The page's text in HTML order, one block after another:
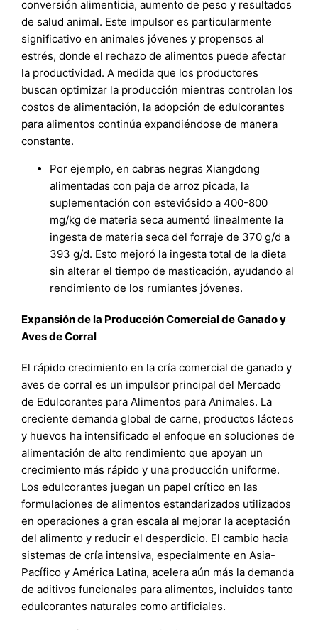
conversión alimenticia, aumento de peso y resultados
de salud animal. Este impulsor es particularmente
significativo en animales jóvenes y propensos al
estrés, donde el rechazo de alimentos puede afectar
la productividad. A medida que los productores
buscan optimizar la producción mientras controlan los
costos de alimentación, la adopción de edulcorantes
para alimentos continúa expandiéndose de manera
constante.
Por ejemplo, en cabras negras Xiangdong
alimentadas con paja de arroz picada, la
suplementación con esteviósido a 400-800
mg/kg de materia seca aumentó linealmente la
ingesta de materia seca del forraje de 370 g/d a
393 g/d. Esto mejoró la ingesta total de la dieta
sin alterar el tiempo de masticación, ayudando al
rendimiento de los rumiantes jóvenes.​
Expansión de la Producción Comercial de Ganado y
Aves de Corral
El rápido crecimiento en la cría comercial de ganado y
aves de corral es un impulsor principal del Mercado
de Edulcorantes para Alimentos para Animales. La
creciente demanda global de carne, productos lácteos
y huevos ha intensificado el enfoque en soluciones de
alimentación de alto rendimiento que apoyan un
crecimiento más rápido y una producción uniforme.
Los edulcorantes juegan un papel crítico en las
formulaciones de alimentos estandarizados utilizados
en operaciones a gran escala al mejorar la aceptación
del alimento y reducir el desperdicio. El cambio hacia
sistemas de cría intensiva, especialmente en Asia-
Pacífico y América Latina, acelera aún más la demanda
de aditivos funcionales para alimentos, incluidos tanto
edulcorantes naturales como artificiales.